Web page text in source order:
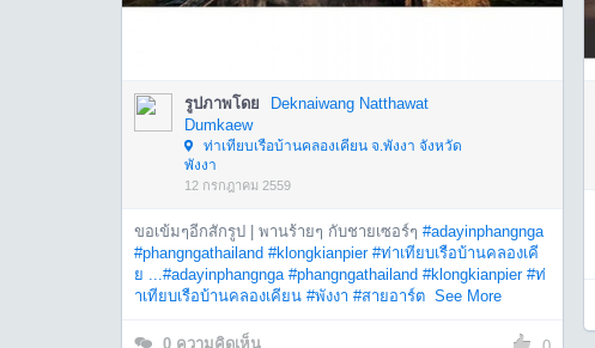
รูปภาพโดย
Deknaiwang Natthawat
Dumkaew
ท่าเทียบเรือบ้านคลองเคียน จ.พังงา จังหวัด
พังงา
12 กรกฎาคม 2559
ขอเข้มๆอีกสักรูป | พานร้ายๆ กับชายเซอร์ๆ #adayinphangnga
#phangngathailand #klongkianpier #ท่าเทียบเรือบ้านคลองเคี
ย ...#adayinphangnga #phangngathailand #klongkianpier #ท่
าเทียบเรือบ้านคลองเคียน #พังงา #สายอาร์ต See More
0 ความคิดเห็น